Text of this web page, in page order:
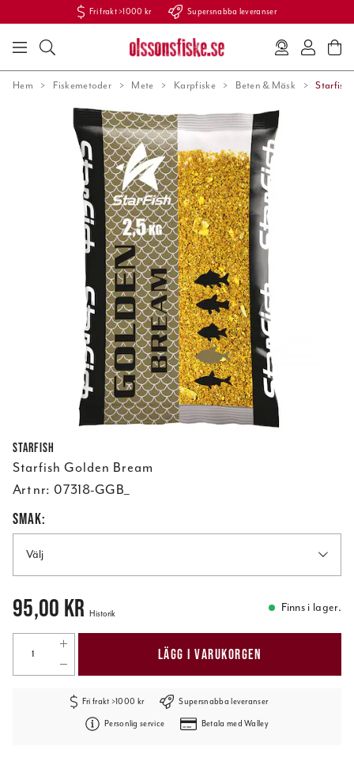
Fri frakt >1000 kr Supersnabba leveranser
Hem Fiskemetoder Mete Karpfiske Beten & Mäsk Starfish
Starfish
Starfish Golden Bream
Art nr: 07318-GGB_
SMAK:
Välj
Pris: 95,00 kr
95,00 kr Historik Finns i lager.
LÄGG I VARUKORGEN
Fri frakt >1000 kr Supersnabba leveranser
Personlig service Betala med Walley